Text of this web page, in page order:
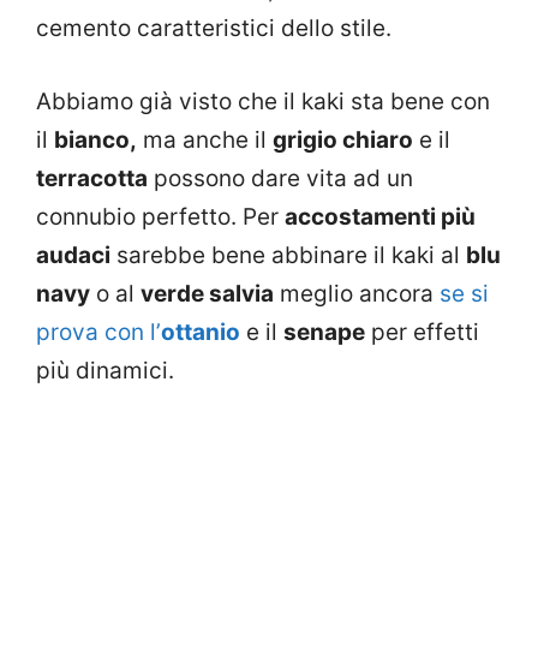
cemento caratteristici dello stile.
Abbiamo già visto che il kaki sta bene con
il bianco, ma anche il grigio chiaro e il
terracotta possono dare vita ad un
connubio perfetto. Per accostamenti più
audaci sarebbe bene abbinare il kaki al blu
navy o al verde salvia meglio ancora se si
prova con l’ottanio e il senape per effetti
più dinamici.